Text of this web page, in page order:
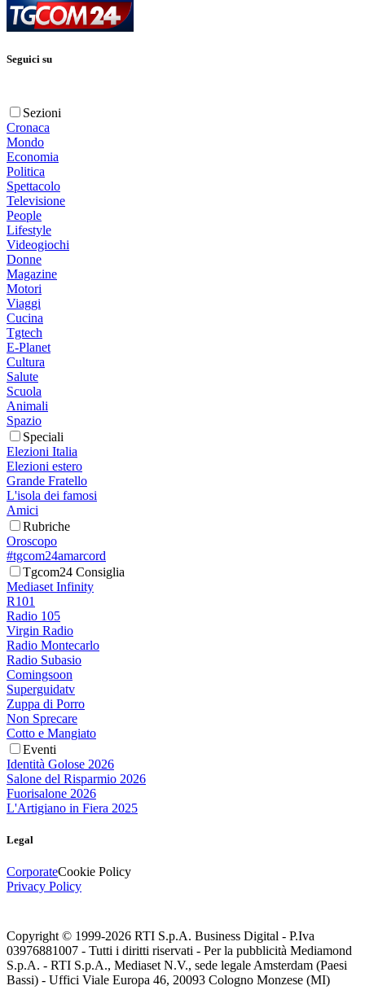
Seguici su
Sezioni
Cronaca
Mondo
Economia
Politica
Spettacolo
Televisione
People
Lifestyle
Videogiochi
Donne
Magazine
Motori
Viaggi
Cucina
Tgtech
E-Planet
Cultura
Salute
Scuola
Animali
Spazio
Speciali
Elezioni Italia
Elezioni estero
Grande Fratello
L'isola dei famosi
Amici
Rubriche
Oroscopo
#tgcom24amarcord
Tgcom24 Consiglia
Mediaset Infinity
R101
Radio 105
Virgin Radio
Radio Montecarlo
Radio Subasio
Comingsoon
Superguidatv
Zuppa di Porro
Non Sprecare
Cotto e Mangiato
Eventi
Identità Golose 2026
Salone del Risparmio 2026
Fuorisalone 2026
L'Artigiano in Fiera 2025
Legal
CorporateCookie Policy
Privacy Policy
Copyright © 1999-2026 RTI S.p.A. Business Digital - P.Iva
03976881007 - Tutti i diritti riservati - Per la pubblicità Mediamond
S.p.A. - RTI S.p.A., Mediaset N.V., sede legale Amsterdam (Paesi
Bassi) - Uffici Viale Europa 46, 20093 Cologno Monzese (MI)